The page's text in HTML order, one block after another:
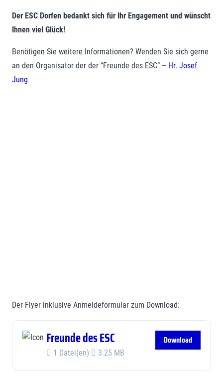
Der ESC Dorfen bedankt sich für Ihr Engagement und wünscht
Ihnen viel Glück!
Benötigen Sie weitere Informationen? Wenden Sie sich gerne
an den Organisator der der “Freunde des ESC” – Hr. Josef
Jung
Der Flyer inklusive Anmeldeformular zum Download:
Freunde des ESC
1 Datei(en) 3.25 MB
Download